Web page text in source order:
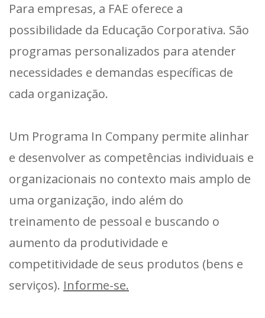
Para empresas, a FAE oferece a
possibilidade da Educação Corporativa. São
programas personalizados para atender
necessidades e demandas específicas de
cada organização.
Um Programa In Company permite alinhar
e desenvolver as competências individuais e
organizacionais no contexto mais amplo de
uma organização, indo além do
treinamento de pessoal e buscando o
aumento da produtividade e
competitividade de seus produtos (bens e
serviços). Informe-se.